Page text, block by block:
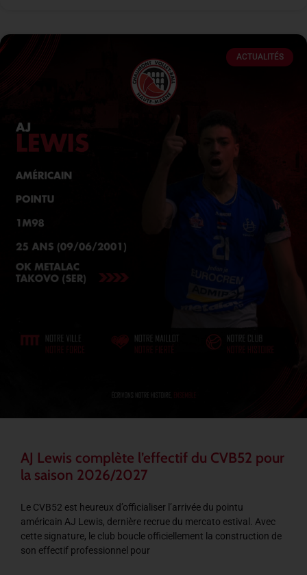
ACTUALITÉS
AJ Lewis complète l’effectif du CVB52 pour
la saison 2026/2027
Le CVB52 est heureux d’officialiser l’arrivée du pointu
américain AJ Lewis, dernière recrue du mercato estival. Avec
cette signature, le club boucle officiellement la construction de
son effectif professionnel pour